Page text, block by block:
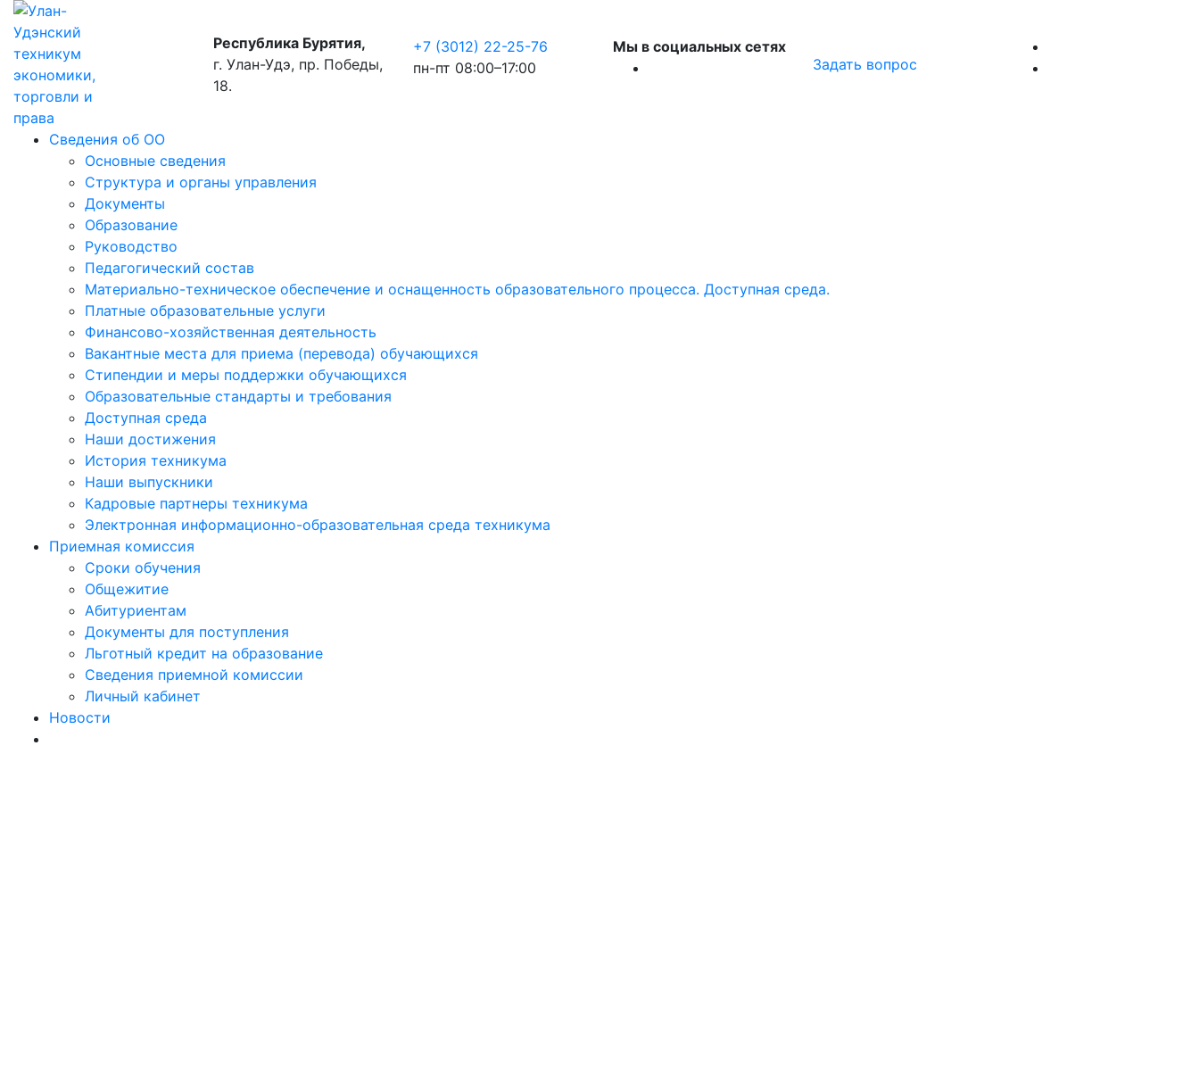
Республика Бурятия,
г. Улан-Удэ, пр. Победы,
18.
+7 (3012) 22-25-76
пн-пт 08:00–17:00
Мы в социальных сетях
Задать вопрос
Сведения об ОО
Основные сведения
Структура и органы управления
Документы
Образование
Руководство
Педагогический состав
Материально-техническое обеспечение и оснащенность образовательного процесса. Доступная среда.
Платные образовательные услуги
Финансово-хозяйственная деятельность
Вакантные места для приема (перевода) обучающихся
Стипендии и меры поддержки обучающихся
Образовательные стандарты и требования
Доступная среда
Наши достижения
История техникума
Наши выпускники
Кадровые партнеры техникума
Электронная информационно-образовательная среда техникума
Приемная комиссия
Сроки обучения
Общежитие
Абитуриентам
Документы для поступления
Льготный кредит на образование
Сведения приемной комиссии
Личный кабинет
Новости